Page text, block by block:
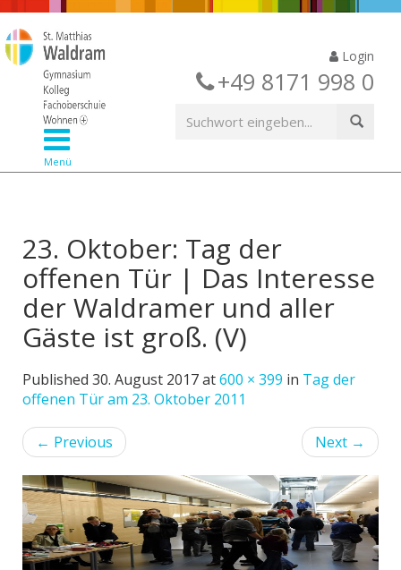
Login
+49 8171 998 0
Menü
23. Oktober: Tag der
offenen Tür | Das Interesse
der Waldramer und aller
Gäste ist groß. (V)
Published 30. August 2017at600 × 399 in Tag der
offenen Tür am 23. Oktober 2011
← Previous Next →